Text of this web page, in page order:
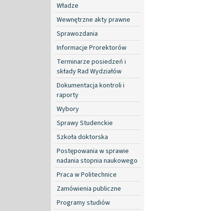
Władze
Wewnętrzne akty prawne
Sprawozdania
Informacje Prorektorów
Terminarze posiedzeń i
składy Rad Wydziałów
Dokumentacja kontroli i
raporty
Wybory
Sprawy Studenckie
Szkoła doktorska
Postępowania w sprawie
nadania stopnia naukowego
Praca w Politechnice
Zamówienia publiczne
Programy studiów